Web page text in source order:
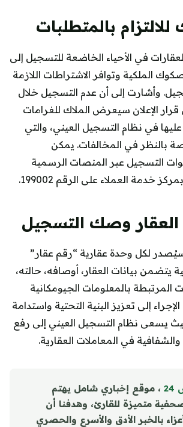
للالتزام بالمتطلبات
في الأحياء الخاضعة للتسجيل إلى
الملكية وتوافر الاشتراطات اللازمة
وأشارت إلى أن عدم التسجيل خلال
قرار الإعلان سيعرض الملاك للغرامات
في نظام التسجيل العيني، والتي
بالنظر في المخالفات. يمكن
التسجيل عبر المنصات الرسمية
خدمة العملاء على الرقم 199002.
العقار وصك التسجيل
لكل وحدة عقارية “رقم عقار”
بيانات العقار، أوصافه، حالته،
المرتبطة بالمعلومات الجيومكانية
إلى تعزيز البنية التحتية واستدامة
يسعى نظام التسجيل العيني إلى رفع
في المعاملات العقارية.
، موقع إخباري شامل يهتم
متميزة للقارئ، وهدفنا أن
بالخبر الأدق والأسرع والحصري